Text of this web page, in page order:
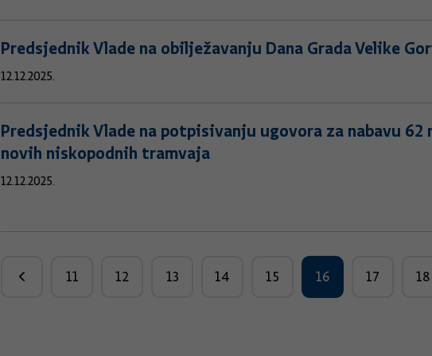
Predsjednik Vlade na obilježavanju Dana Grada Velike
12.12.2025.
Predsjednik Vlade na potpisivanju ugovora za nabavu
novih niskopodnih tramvaja
12.12.2025.
11 12 13 14 15 16 17 18